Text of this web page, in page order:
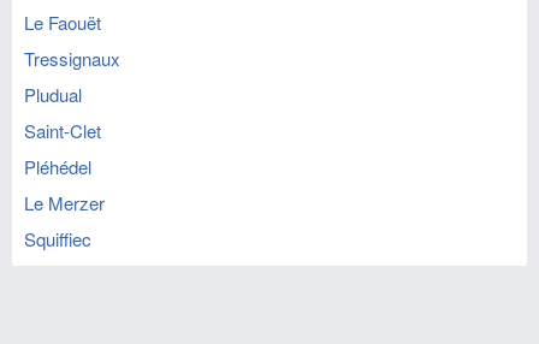
Le Faouët
Tressignaux
Pludual
Saint-Clet
Pléhédel
Le Merzer
Squiffiec